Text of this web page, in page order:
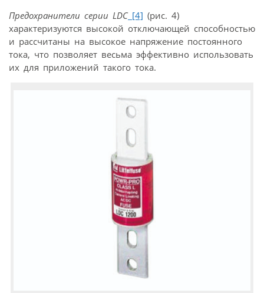
Предохранители серии LDC[4] (рис. 4)
характеризуются высокой отключающей способностью
и рассчитаны на высокое напряжение постоянного
тока, что позволяет весьма эффективно использовать
их для приложений такого тока.